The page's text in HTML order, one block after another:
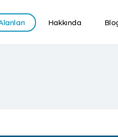
Hakkında